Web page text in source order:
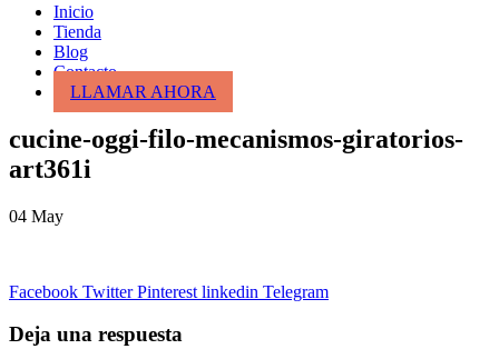
Inicio
Tienda
Blog
Contacto
LLAMAR AHORA
cucine-oggi-filo-mecanismos-giratorios-
art361i
04 May
Facebook Twitter Pinterest linkedin Telegram
Deja una respuesta